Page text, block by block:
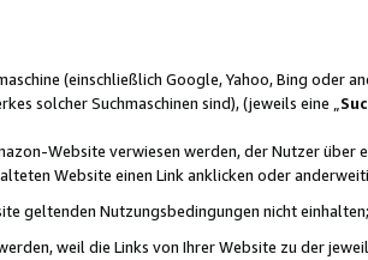
(einschließlich Google, Yahoo, Bing oder
solcher Suchmaschinen sind), (jeweils eine „
Website verwiesen werden, der Nutzer
Website einen Link anklicken oder
geltenden Nutzungsbedingungen nicht einhalten;
weil die Links von Ihrer Website zu der